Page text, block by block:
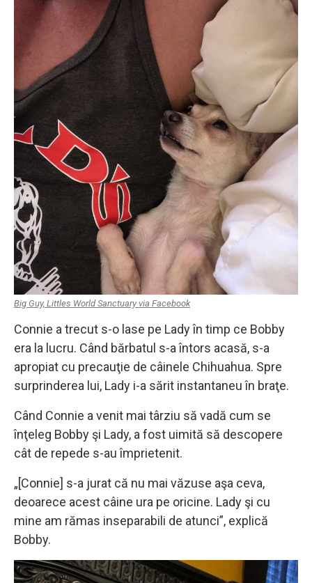
Big Guy, Littles World Sanctuary via Facebook
Connie a trecut s-o lase pe Lady în timp ce Bobby
era la lucru. Când bărbatul s-a întors acasă, s-a
apropiat cu precauţie de câinele Chihuahua. Spre
surprinderea lui, Lady i-a sărit instantaneu în braţe.
Când Connie a venit mai târziu să vadă cum se
înţeleg Bobby şi Lady, a fost uimită să descopere
cât de repede s-au împrietenit.
„[Connie] s-a jurat că nu mai văzuse aşa ceva,
deoarece acest câine ura pe oricine. Lady şi cu
mine am rămas inseparabili de atunci”, explică
Bobby.